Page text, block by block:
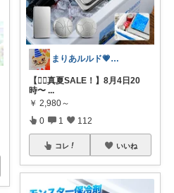
まりあルルド💗ご購入感謝です💗
【❤️‍🔥真夏SALE！】8月4日20
時〜 ...
￥ 2,980～
0 1 112
コレ いいね